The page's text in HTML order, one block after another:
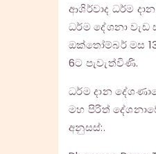
ආශිර්වාද ධර්ම
ධර්ම දේශනා
ඔක්තෝම්බර් මස
6ට පැවැත්විණි.
ධර්ම දාන
මහ පිරිත්
අනුසස්​:.